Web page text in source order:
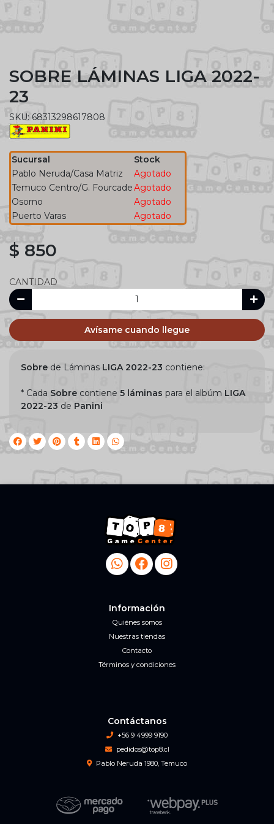
SOBRE LÁMINAS LIGA 2022-
23
SKU: 68313298617808
Sucursal
Stock
Pablo Neruda/Casa Matriz
Agotado
Temuco Centro/G. FourcadeAgotado
Osorno
Agotado
Puerto Varas
Agotado
$ 850
CANTIDAD
Avísame cuando llegue
Sobre de Láminas LIGA 2022-23 contiene:
* Cada Sobre contiene 5 láminas para el albúm LIGA
2022-23 de Panini
Información
Quiénes somos
Nuestras tiendas
Contacto
Términos y condiciones
Contáctanos
+56 9 4999 9190
pedidos@top8.cl
Pablo Neruda 1980, Temuco